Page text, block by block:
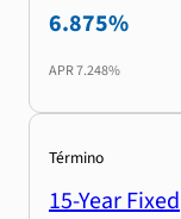
6.875%
APR7.248%
Término
15-Year Fixed